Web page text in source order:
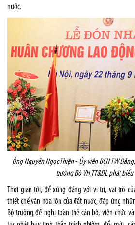
nước.
Ông Nguyễn Ngọc Thiện - Ủy viên BCH TW
trưởng Bộ VH,TT&DL phát
Thời gian tới, để xứng đáng với vị trí, vai trò
thiết chế văn hóa lớn của đất nước, đáp ứng
Bộ trưởng đề nghị toàn thể cán bộ, viên chức